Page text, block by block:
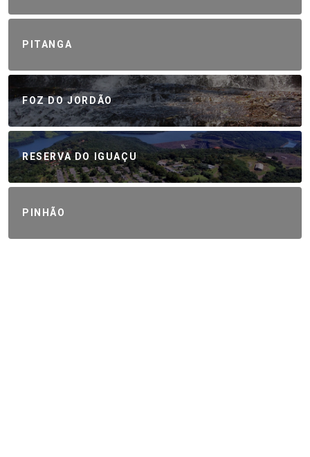
PITANGA
FOZ DO JORDÃO
RESERVA DO IGUAÇU
PINHÃO